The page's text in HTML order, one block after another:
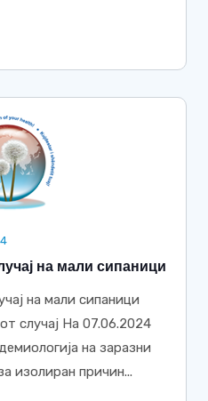
на мали сипаници
на мали сипаници
случај На 07.06.2024
на заразни
изолиран причин...